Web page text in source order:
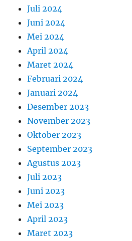
Juli 2024
Juni 2024
Mei 2024
April 2024
Maret 2024
Februari 2024
Januari 2024
Desember 2023
November 2023
Oktober 2023
September 2023
Agustus 2023
Juli 2023
Juni 2023
Mei 2023
April 2023
Maret 2023